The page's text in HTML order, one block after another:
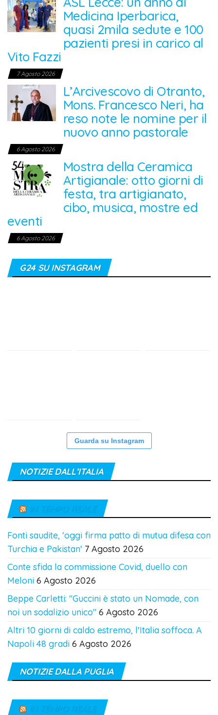
Medicina Iperbarica,
quasi 2mila sedute e 100
pazienti presi in carico al
Vito Fazzi
7 Agosto 2026
L’Arcivescovo di Otranto,
Mons. Francesco Neri, ha
reso note le nomine per il
nuovo anno pastorale
6 Agosto 2026
Mostra della Ceramica
Artigianale: otto giorni di
festa, tra artigianato,
cibo, musica, mostre ed
eventi
6 Agosto 2026
G24 SU INSTAGRAM
Guarda su Instagram
NOTIZIE DALL’ITALIA
IN TEMPO REALE
Fonti saudite, 'oggi firma patto di mutua difesa con
Turchia e Pakistan' 7 Agosto 2026
Conte sfida la commissione Covid, duello con
Meloni 6 Agosto 2026
Beppe Carletti: "Guccini è stato un Nomade, con
noi un sodalizio unico" 6 Agosto 2026
Altri 10 giorni di caldo estremo, l'Italia soffoca. A
Napoli 48 gradi 6 Agosto 2026
NOTIZIE DALLA PUGLIA
IN TEMPO REALE